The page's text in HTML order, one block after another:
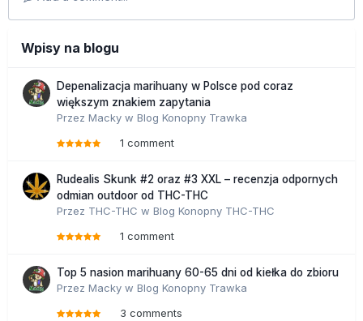
Wpisy na blogu
Depenalizacja marihuany w Polsce pod coraz
większym znakiem zapytania
Przez Macky w Blog Konopny Trawka
1 comment
Rudealis Skunk #2 oraz #3 XXL – recenzja odpornych
odmian outdoor od THC-THC
Przez THC-THC w Blog Konopny THC-THC
1 comment
Top 5 nasion marihuany 60-65 dni od kiełka do zbioru
Przez Macky w Blog Konopny Trawka
3 comments